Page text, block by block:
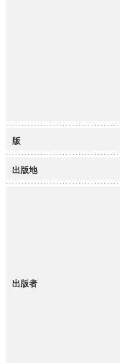
版
出版地
出版者